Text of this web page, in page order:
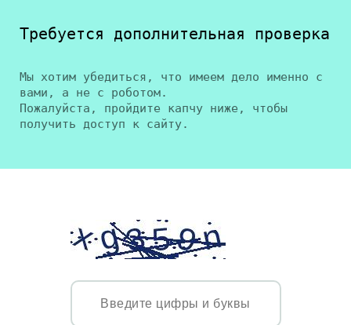
Требуется дополнительная проверка
Мы хотим убедиться, что имеем дело именно с
вами, а не с роботом.
Пожалуйста, пройдите капчу ниже, чтобы
получить доступ к сайту.